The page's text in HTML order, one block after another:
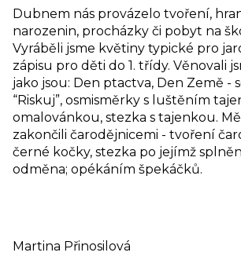
Dubnem nás provázelo tvoření,
narozenin, procházky či pobyt na
Vyráběli jsme květiny typické pro
zápisu pro děti do 1. třídy. Věnovali
jako jsou: Den ptactva, Den Země -
“Riskuj”, osmisměrky s luštěním
omalovánkou, stezka s tajenkou.
zakončili čarodějnicemi - tvoření
černé kočky, stezka po jejímž
odměna; opékáním špekáčků.
Martina Přinosilová